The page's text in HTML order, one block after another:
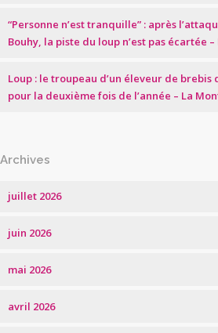
“Personne n’est tranquille” : après
Bouhy, la piste du loup n’est pas écartée
Loup : le troupeau d’un éleveur de
pour la deuxième fois de l’année – La
Archives
juillet 2026
juin 2026
mai 2026
avril 2026